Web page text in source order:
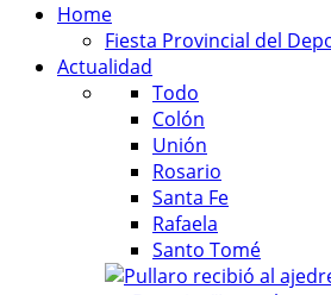
Home
Fiesta Provincial del
Actualidad
Todo
Colón
Unión
Rosario
Santa Fe
Rafaela
Santo Tomé